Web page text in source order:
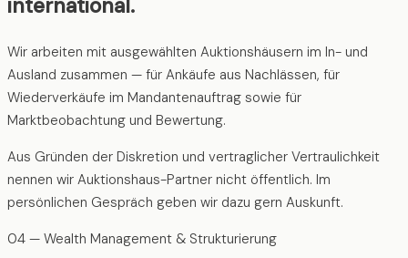
international.
Wir arbeiten mit ausgewählten Auktionshäusern im In- und
Ausland zusammen — für Ankäufe aus Nachlässen, für
Wiederverkäufe im Mandantenauftrag sowie für
Marktbeobachtung und Bewertung.
Aus Gründen der Diskretion und vertraglicher Vertraulichkeit
nennen wir Auktionshaus-Partner nicht öffentlich. Im
persönlichen Gespräch geben wir dazu gern Auskunft.
04 — Wealth Management & Strukturierung